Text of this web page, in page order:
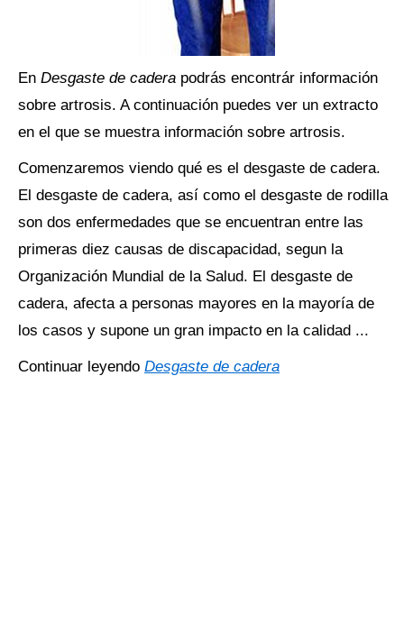
En Desgaste de cadera podrás encontrár información
sobre artrosis. A continuación puedes ver un extracto
en el que se muestra información sobre artrosis.
Comenzaremos viendo qué es el desgaste de cadera.
El desgaste de cadera, así como el desgaste de rodilla
son dos enfermedades que se encuentran entre las
primeras diez causas de discapacidad, segun la
Organización Mundial de la Salud. El desgaste de
cadera, afecta a personas mayores en la mayoría de
los casos y supone un gran impacto en la calidad ...
Continuar leyendo Desgaste de cadera